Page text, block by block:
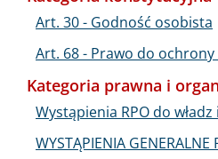
Art. 30 - Godność osobista
Art. 68 - Prawo do
Kategoria prawna i
Wystąpienia RPO do
WYSTĄPIENIA GENERALNE